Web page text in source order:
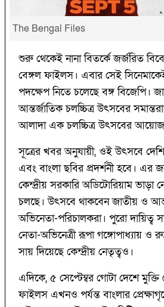
The Bengal Files
শুরু থেকেই নানা বিতর্কে জর্জরিত
বেঙ্গল ফাইলস। এবার সেই
পদক্ষেপ নিতে চলেছে বঙ্গ বিজেপি।
আন্তর্জাতিক চলচ্চিত্র উৎসবের
আলাদা এক চলচ্চিত্র উৎসবের
সূত্রের খবর অনুযায়ী, ওই উৎসবে
এবং বাংলা ছবির প্রদর্শনী হবে। এর
কেন্দ্রীয় সরকারি অডিটোরিয়াম ভাড়া
চলছে। উৎসবে থাকবেন জাতীয় ও
অভিনেতা-পরিচালকরা। পুরো দায়িত্ব
নেতা-অভিনেত্রী রূপা গঙ্গোপাধ্যায় ও
সায় দিয়েছে কেন্দ্রীয় নেতৃত্বও।
এদিকে, ৫ সেপ্টেম্বর গোটা দেশে
ফাইলস এখনও পর্যন্ত বাংলার